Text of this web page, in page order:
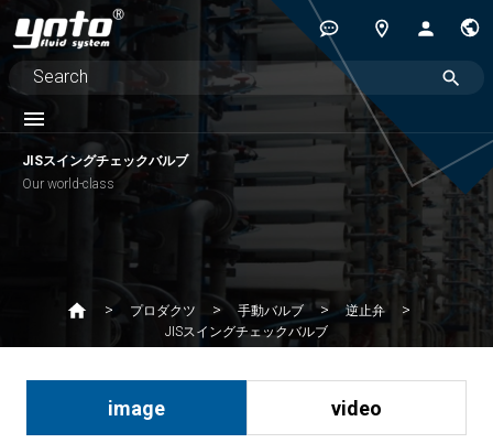
JISスイングチェックバルブ
Our world-class
プロダクツ 手動バルブ
逆止弁
JISスイングチェックバルブ
image video